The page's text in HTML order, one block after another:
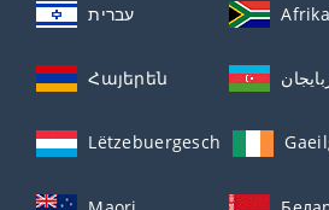
עברית
Հայերեն
Lëtzebuergesch